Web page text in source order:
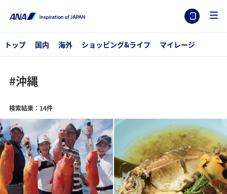
トップ 国内 海外 ショッピング&ライフ マイレージ
#沖縄
検索結果：14件